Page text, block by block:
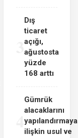
3
Dış
ticaret
açığı,
ağustosta
yüzde
168 arttı
4
Gümrük
alacaklarını
yapılandırmaya
ilişkin usul ve